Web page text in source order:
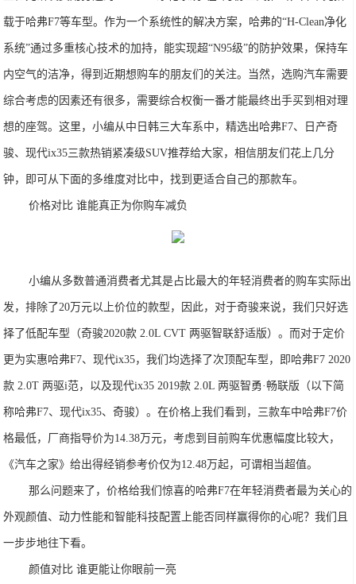
载于哈弗F7等车型。作为一个系统性的解决方案，哈弗的“H-Clean净化
系统”通过多重核心技术的加持，能实现超“N95级”的防护效果，保持车
内空气的洁净，得到近期想购车的朋友们的关注。当然，选购汽车需要
综合考虑的因素还有很多，需要综合权衡一番才能最终出手买到相对理
想的座驾。这里，小编从中日韩三大车系中，精选出哈弗F7、日产奇
骏、现代ix35三款热销紧凑级SUV推荐给大家，相信朋友们花上几分
钟，即可从下面的多维度对比中，找到更适合自己的那款车。
价格对比 谁能真正为你购车减负
小编从多数普通消费者尤其是占比最大的年轻消费者的购车实际出
发，排除了20万元以上价位的款型，因此，对于奇骏来说，我们只好选
择了低配车型（奇骏2020款 2.0L CVT 两驱智联舒适版）。而对于定价
更为实惠哈弗F7、现代ix35，我们均选择了次顶配车型，即哈弗F7 2020
款 2.0T 两驱i范，以及现代ix35 2019款 2.0L 两驱智勇·畅联版（以下简
称哈弗F7、现代ix35、奇骏）。在价格上我们看到，三款车中哈弗F7价
格最低，厂商指导价为14.38万元，考虑到目前购车优惠幅度比较大，
《汽车之家》给出得经销参考价仅为12.48万起，可谓相当超值。
那么问题来了，价格给我们惊喜的哈弗F7在年轻消费者最为关心的
外观颜值、动力性能和智能科技配置上能否同样赢得你的心呢？我们且
一步步地往下看。
颜值对比 谁更能让你眼前一亮